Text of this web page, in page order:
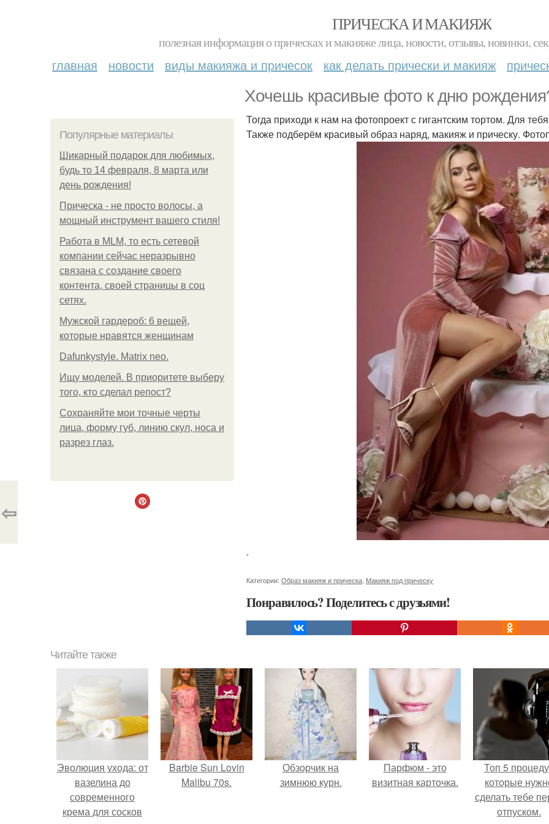
ПРИЧЕСКА И МАКИЯЖ
полезная информация о прическах и макияже лица, новости, отзывы, новинки,
главная новости виды макияжа и причесок как делать прически и макияж
Хочешь красивые фото к дню
Популярные материалы
Шикарный подарок для любимых,
будь то 14 февраля, 8 марта или
день рождения!
Прическа - не просто волосы, а
мощный инструмент вашего стиля!
Работа в MLM, то есть сетевой
компании сейчас неразрывно
связана с создание своего
контента, своей страницы в соц
сетях.
Мужской гардероб: 6 вещей,
которые нравятся женщинам
Dafunkystyle. Matrix neo.
Ищу моделей. В приоритете выберу
того, кто сделал репост?
Сохраняйте мои точные черты
лица, форму губ, линию скул, носа и
разрез глаз.
Тогда приходи к нам на фотопроект с гигантским тортом. Для
Также подберём красивый образ наряд, макияж и прическу.
.
Категории: Образ макияж и прическа Макияж под прическу
Понравилось? Поделитесь с друзьями!
⇦
Читайте также
Эволюция ухода: от
вазелина до
современного
крема для сосков
Barbie Sun Lovin
Malibu 70s.
Обзорчик на
зимнюю курн.
Парфюм - это
визитная карточка.
Топ 5
которые
сделать тебе
отпуском.